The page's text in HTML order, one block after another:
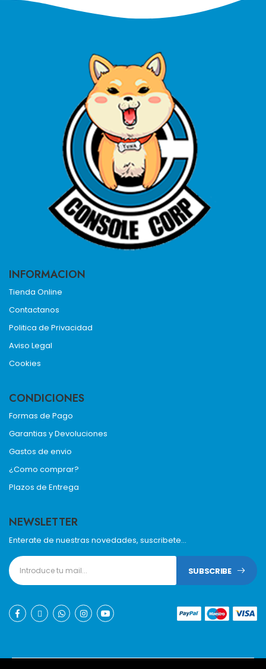
INFORMACION
Tienda Online
Contactanos
Politica de Privacidad
Aviso Legal
Cookies
CONDICIONES
Formas de Pago
Garantias y Devoluciones
Gastos de envio
¿Como comprar?
Plazos de Entrega
NEWSLETTER
Enterate de nuestras novedades, suscribete...
SUBSCRIBE